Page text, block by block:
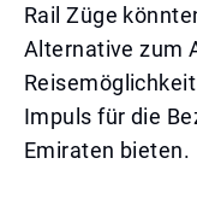
Rail Züge
Alternative zum
Impuls für die
Emiraten bieten.